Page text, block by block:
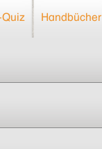
Handbücher